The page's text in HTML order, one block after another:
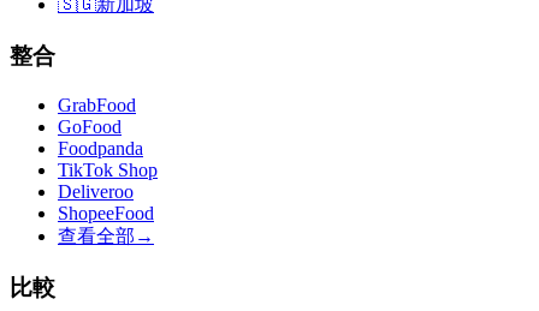
🇸🇬新加坡
整合
GrabFood
GoFood
Foodpanda
TikTok Shop
Deliveroo
ShopeeFood
查看全部 →
比較